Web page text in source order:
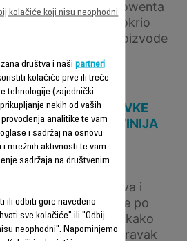
dijelova, Rowenta
dijelove kako bi pokrio
koje dolaze, na proizvode
CIJENA POPRAVKE
JE ČESTO JEFTINIJA
OD ZAMJENE
PROIZVODA,
rezervnih dijelova i
nudeći popravke po
Rowenta čini sve kako
ekonomičnije. Popravak
društva i naši partneri
kolačiće prve ili treće
tehnologije (zajednički
nekih od vaših
analitike te vam
i sadržaj na osnovu
i mrežnih aktivnosti te vam
sadržaja na društvenim
ili odbiti gore navedeno
sve kolačiće" ili "Odbij
neophodni". Napominjemo
kolačiće koji nisu neophodni